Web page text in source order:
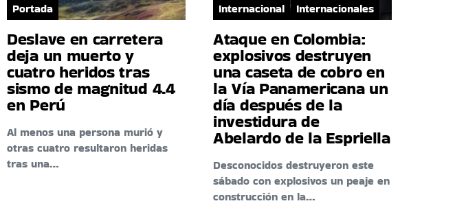
Portada
Deslave en carretera
deja un muerto y
cuatro heridos tras
sismo de magnitud 4.4
en Perú
Al menos una persona murió y
otras cuatro resultaron heridas
tras una…
Internacional Internacionales
Ataque en Colombia:
explosivos destruyen
una caseta de cobro en
la Vía Panamericana un
día después de la
investidura de
Abelardo de la Espriella
Desconocidos destruyeron este
sábado con explosivos un peaje en
construcción en la…